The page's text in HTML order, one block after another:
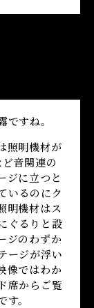
すね。
照明機材が
音関連の
ジに立つと
いるのにク
明機材はス
ぐるりと設
ジのわずか
ージが浮い
像ではわか
席からご覧
。